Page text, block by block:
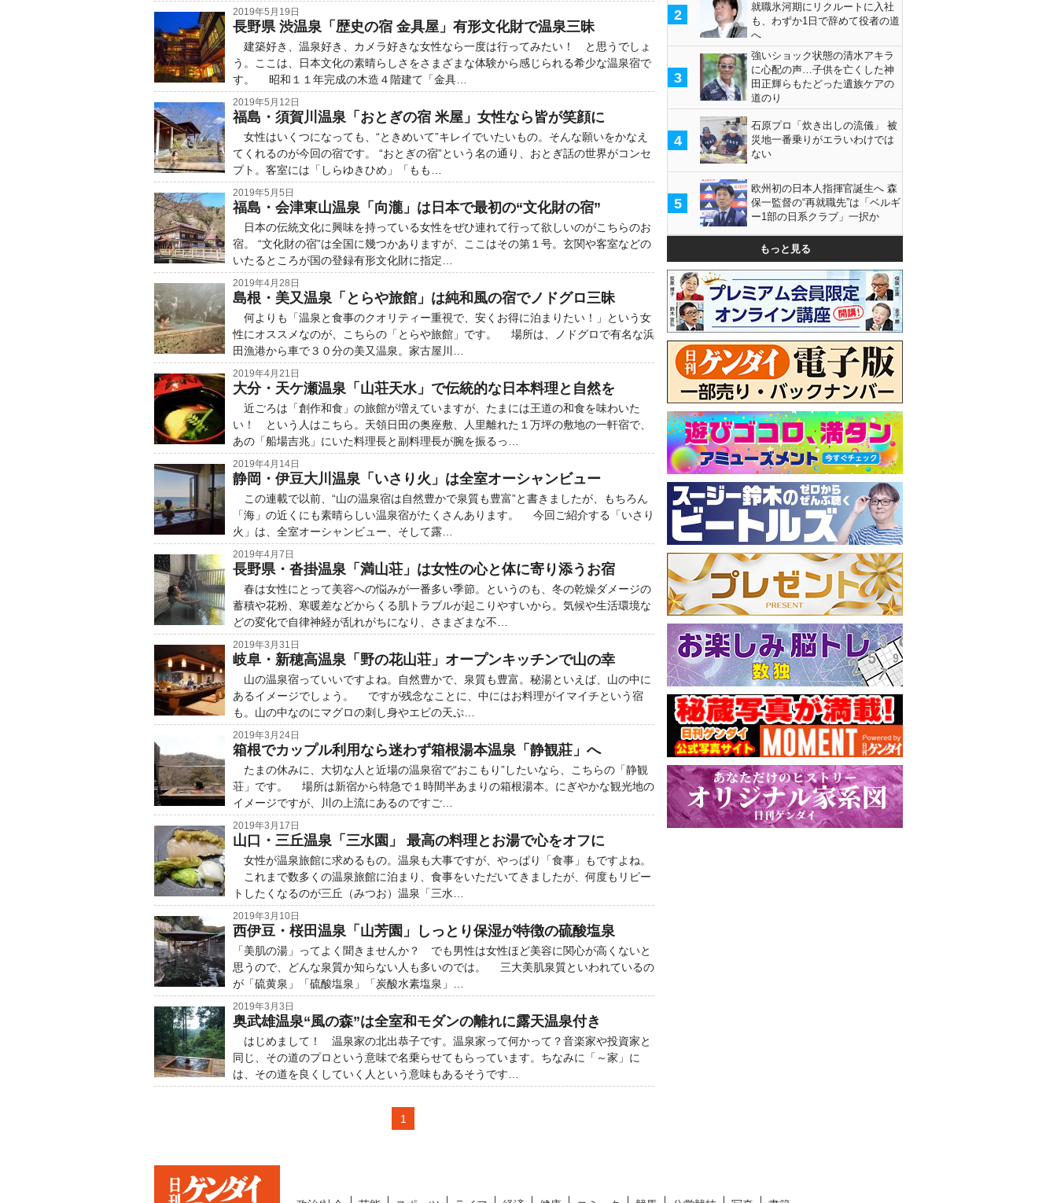
2019年5月19日
長野県 渋温泉「歴史の宿 金具屋」有形文化財で温泉三昧
建築好き、温泉好き、カメラ好きな女性なら一度は行ってみたい！ と思うでしょ
う。ここは、日本文化の素晴らしさをさまざまな体験から感じられる希少な温泉宿で
す。 昭和１１年完成の木造４階建て「金具…
2019年5月12日
福島・須賀川温泉「おとぎの宿 米屋」女性なら皆が笑顔に
女性はいくつになっても、“ときめいて”キレイでいたいもの。そんな願いをかなえ
てくれるのが今回の宿です。 “おとぎの宿”という名の通り、おとぎ話の世界がコンセ
プト。客室には「しらゆきひめ」「もも…
2019年5月5日
福島・会津東山温泉「向瀧」は日本で最初の“文化財の宿”
日本の伝統文化に興味を持っている女性をぜひ連れて行って欲しいのがこちらのお
宿。 “文化財の宿”は全国に幾つかありますが、ここはその第１号。玄関や客室などの
いたるところが国の登録有形文化財に指定…
2019年4月28日
島根・美又温泉「とらや旅館」は純和風の宿でノドグロ三昧
何よりも「温泉と食事のクオリティー重視で、安くお得に泊まりたい！」という女
性にオススメなのが、こちらの「とらや旅館」です。 場所は、ノドグロで有名な浜
田漁港から車で３０分の美又温泉。家古屋川…
2019年4月21日
大分・天ケ瀬温泉「山荘天水」で伝統的な日本料理と自然を
近ごろは「創作和食」の旅館が増えていますが、たまには王道の和食を味わいた
い！ という人はこちら。天領日田の奥座敷、人里離れた１万坪の敷地の一軒宿で、
あの「船場吉兆」にいた料理長と副料理長が腕を振るっ…
2019年4月14日
静岡・伊豆大川温泉「いさり火」は全室オーシャンビュー
この連載で以前、“山の温泉宿は自然豊かで泉質も豊富”と書きましたが、もちろん
「海」の近くにも素晴らしい温泉宿がたくさんあります。 今回ご紹介する「いさり
火」は、全室オーシャンビュー、そして露…
2019年4月7日
長野県・沓掛温泉「満山荘」は女性の心と体に寄り添うお宿
春は女性にとって美容への悩みが一番多い季節。というのも、冬の乾燥ダメージの
蓄積や花粉、寒暖差などからくる肌トラブルが起こりやすいから。気候や生活環境な
どの変化で自律神経が乱れがちになり、さまざまな不…
2019年3月31日
岐阜・新穂高温泉「野の花山荘」オープンキッチンで山の幸
山の温泉宿っていいですよね。自然豊かで、泉質も豊富。秘湯といえば、山の中に
あるイメージでしょう。 ですが残念なことに、中にはお料理がイマイチという宿
も。山の中なのにマグロの刺し身やエビの天ぷ…
2019年3月24日
箱根でカップル利用なら迷わず箱根湯本温泉「静観莊」へ
たまの休みに、大切な人と近場の温泉宿で“おこもり”したいなら、こちらの「静観
荘」です。 場所は新宿から特急で１時間半あまりの箱根湯本。にぎやかな観光地の
イメージですが、川の上流にあるのですご…
2019年3月17日
山口・三丘温泉「三水園」 最高の料理とお湯で心をオフに
女性が温泉旅館に求めるもの。温泉も大事ですが、やっぱり「食事」もですよね。
これまで数多くの温泉旅館に泊まり、食事をいただいてきましたが、何度もリピー
トしたくなるのが三丘（みつお）温泉「三水…
2019年3月10日
西伊豆・桜田温泉「山芳園」しっとり保湿が特徴の硫酸塩泉
「美肌の湯」ってよく聞きませんか？ でも男性は女性ほど美容に関心が高くないと
思うので、どんな泉質か知らない人も多いのでは。 三大美肌泉質といわれているの
が「硫黄泉」「硫酸塩泉」「炭酸水素塩泉」…
2019年3月3日
奥武雄温泉“風の森”は全室和モダンの離れに露天温泉付き
はじめまして！ 温泉家の北出恭子です。温泉家って何かって？音楽家や投資家と
同じ、その道のプロという意味で名乗らせてもらっています。ちなみに「～家」に
は、その道を良くしていく人という意味もあるそうです…
1
2
就職氷河期にリクルートに入社
も、わずか1日で辞めて役者の道
へ
3
強いショック状態の清水アキラ
に心配の声…子供を亡くした神
田正輝らもたどった遺族ケアの
道のり
4
石原プロ「炊き出しの流儀」 被
災地一番乗りがエラいわけでは
ない
5
欧州初の日本人指揮官誕生へ 森
保一監督の“再就職先”は「ベルギ
ー1部の日系クラブ」一択か
もっと見る